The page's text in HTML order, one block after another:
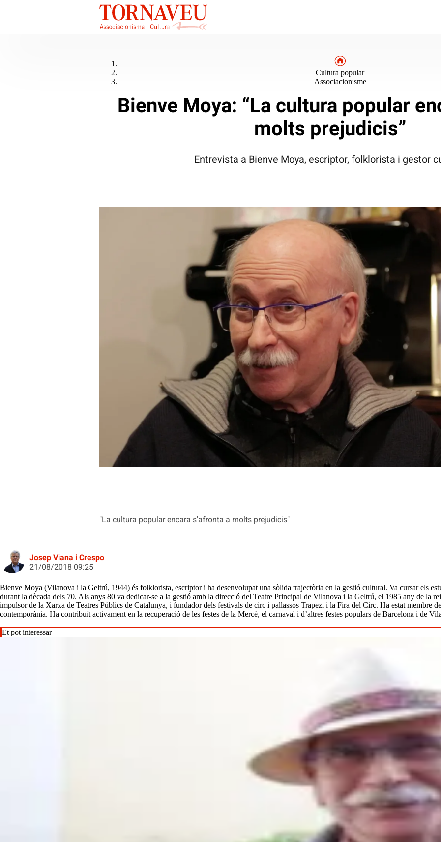
"La cultura popular encara s'afronta a molts prejudicis"
Cultura popular
Associacionisme
Bienve Moya: “La cultura popular
molts prejudicis”
Entrevista a Bienve Moya, escriptor, folklorista i gestor
Josep Viana i Crespo
21/08/2018 09:25
Bienve Moya (Vilanova i la Geltrú, 1944) és folklorista, escriptor i ha desenvolupat una sòlida trajectòria en la gestió cultural. Va cursar els
durant la dècada dels 70. Als anys 80 va dedicar-se a la gestió amb la direcció del Teatre Principal de Vilanova i la Geltrú, el 1985 any de la
impulsor de la Xarxa de Teatres Públics de Catalunya, i fundador dels festivals de circ i pallassos Trapezi i la Fira del Circ. Ha estat membre
contemporània. Ha contribuït activament en la recuperació de les festes de la Mercè, el carnaval i d’altres festes populars de Barcelona i de
Et pot interessar